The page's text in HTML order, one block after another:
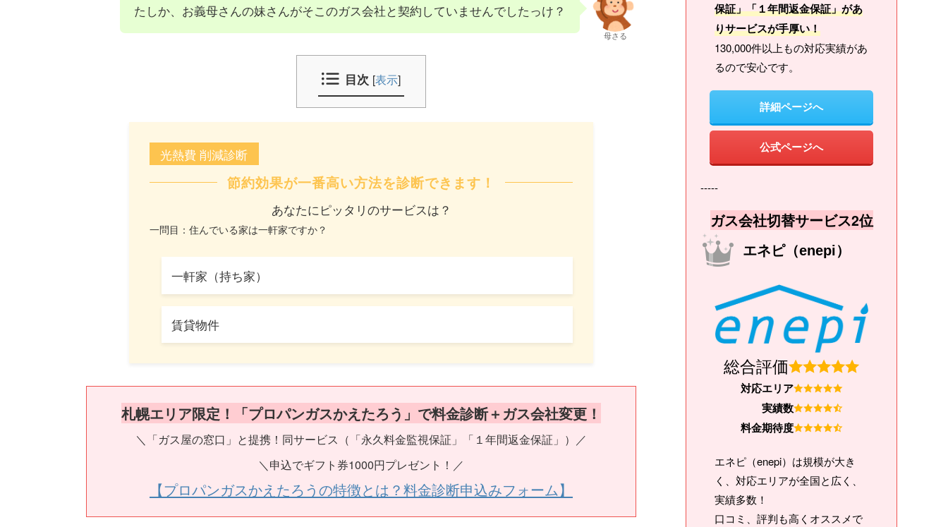
たしか、お義母さんの妹さんがそこのガス会社と契約していませんでしたっけ？
母さる
目次 [表示]
光熱費 削減診断
節約効果が一番高い方法を診断できます！
あなたにピッタリのサービスは？
一問目：住んでいる家は一軒家ですか？
一軒家（持ち家）
賃貸物件
札幌エリア限定！「プロパンガスかえたろう」で料金診断＋ガス会社変更！
＼「ガス屋の窓口」と提携！同サービス（「永久料金監視保証」「１年間返金保証」）／
＼申込でギフト券1000円プレゼント！／
【プロパンガスかえたろうの特徴とは？料金診断申込みフォーム】
保証」「１年間返金保証」があ
りサービスが手厚い！
130,000件以上もの対応実績があ
るので安心です。
詳細ページへ
公式ページへ
-----
ガス会社切替サービス2位
エネピ（enepi）
総合評価
対応エリア
実績数
料金期待度
エネピ（enepi）は規模が大き
く、対応エリアが全国と広く、
実績多数！
口コミ、評判も高くオススメで